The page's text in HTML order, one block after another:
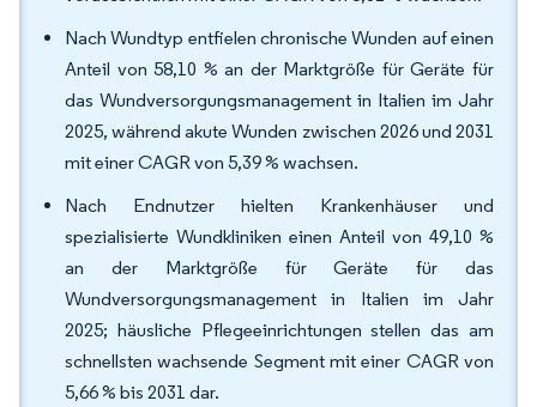
Nach Wundtyp entfielen chronische Wunden auf einen
Anteil von 58,10 % an der Marktgröße für Geräte für
das Wundversorgungsmanagement in Italien im Jahr
2025, während akute Wunden zwischen 2026 und 2031
mit einer CAGR von 5,39 % wachsen.
Nach Endnutzer hielten Krankenhäuser und
spezialisierte Wundkliniken einen Anteil von 49,10 %
an der Marktgröße für Geräte für das
Wundversorgungsmanagement in Italien im Jahr
2025; häusliche Pflegeeinrichtungen stellen das am
schnellsten wachsende Segment mit einer CAGR von
5,66 % bis 2031 dar.